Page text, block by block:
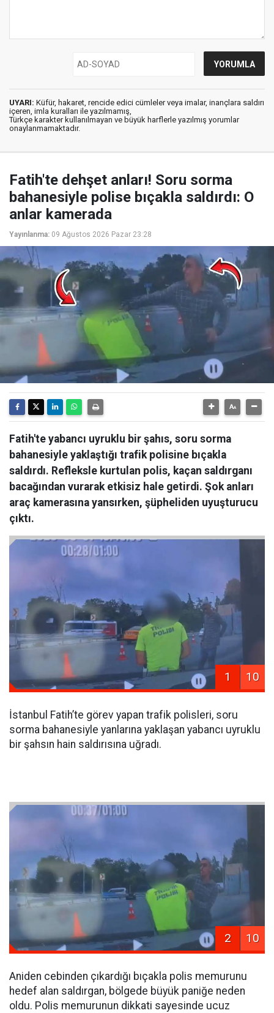
UYARI: Küfür, hakaret, rencide edici cümleler veya imalar, inançlara saldırı
içeren, imla kuralları ile yazılmamış,
Türkçe karakter kullanılmayan ve büyük harflerle yazılmış yorumlar
onaylanmamaktadır.
Fatih'te dehşet anları! Soru sorma
bahanesiyle polise bıçakla saldırdı: O
anlar kamerada
Yayınlanma: 09 Ağustos 2026 Pazar 23:28
Fatih'te yabancı uyruklu bir şahıs, soru sorma
bahanesiyle yaklaştığı trafik polisine bıçakla
saldırdı. Refleksle kurtulan polis, kaçan saldırganı
bacağından vurarak etkisiz hale getirdi. Şok anları
araç kamerasına yansırken, şüpheliden uyuşturucu
çıktı.
1 10
İstanbul Fatih’te görev yapan trafik polisleri, soru
sorma bahanesiyle yanlarına yaklaşan yabancı uyruklu
bir şahsın hain saldırısına uğradı.
2 10
Aniden cebinden çıkardığı bıçakla polis memurunu
hedef alan saldırgan, bölgede büyük paniğe neden
oldu. Polis memurunun dikkati sayesinde ucuz